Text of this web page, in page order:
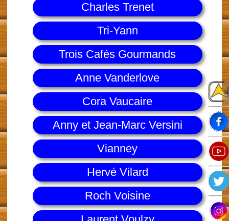
Charles Trenet
Tri-Yann
Trois Cafés Gourmands
Anne Vanderlove
Cora Vaucaire
Anny et Jean-Marc Versini
Vianney
Hervé Vilard
Roch Voisine